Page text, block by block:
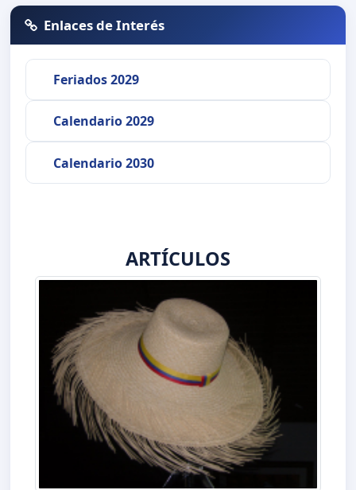
Enlaces de Interés
Feriados 2029
Calendario 2029
Calendario 2030
ARTÍCULOS